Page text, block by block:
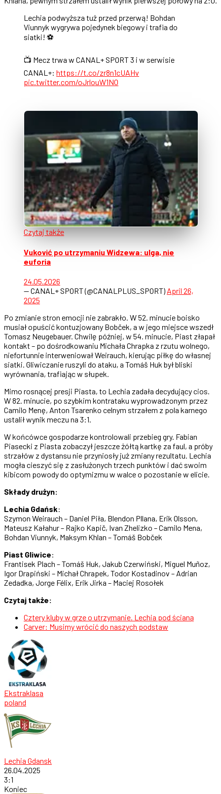
Lechia podwyższa tuż przed przerwą! Bohdan
Viunnyk wygrywa pojedynek biegowy i trafia do
siatki! ⚽
📺 Mecz trwa w CANAL+ SPORT 3 i w serwisie
CANAL+: https://t.co/zr8n1cUAHv
pic.twitter.com/oJrlouW1NO
Czytaj także
Vuković po utrzymaniu Widzewa: ulga, nie
euforia
24.05.2026
— CANAL+ SPORT (@CANALPLUS_SPORT) April 26,
2025
Po zmianie stron emocji nie zabrakło. W 52. minucie boisko
musiał opuścić kontuzjowany Bobček, a w jego miejsce wszedł
Tomasz Neugebauer. Chwilę później, w 54. minucie, Piast złapał
kontakt – po dośrodkowaniu Michała Chrapka z rzutu wolnego,
niefortunnie interweniował Weirauch, kierując piłkę do własnej
siatki. Gliwiczanie ruszyli do ataku, a Tomáš Huk był bliski
wyrównania, trafiając w słupek.
Mimo rosnącej presji Piasta, to Lechia zadała decydujący cios.
W 82. minucie, po szybkim kontrataku wyprowadzonym przez
Camilo Menę, Anton Tsarenko celnym strzałem z pola karnego
ustalił wynik meczu na 3:1.
W końcówce gospodarze kontrolowali przebieg gry. Fabian
Piasecki z Piasta zobaczył jeszcze żółtą kartkę za faul, a próby
strzałów z dystansu nie przyniosły już zmiany rezultatu. Lechia
mogła cieszyć się z zasłużonych trzech punktów i dać swoim
kibicom powody do optymizmu w walce o pozostanie w elicie.
Składy drużyn:
Lechia Gdańsk:
Szymon Weirauch – Daniel Piła, Blendon Pllana, Erik Olsson,
Mateusz Kałahur – Rajko Kapič, Ivan Zhelizko – Camilo Mena,
Bohdan Viunnyk, Maksym Khlan – Tomáš Bobček
Piast Gliwice:
Frantisek Plach – Tomáš Huk, Jakub Czerwiński, Miguel Muñoz,
Igor Drapiński – Michał Chrapek, Todor Kostadinov – Adrian
Zedadka, Jorge Félix, Erik Jirka – Maciej Rosołek
Czytaj także:
Cztery kluby w grze o utrzymanie. Lechia pod ścianą
Carver: Musimy wrócić do naszych podstaw
Ekstraklasa
poland
Lechia Gdansk
26.04.2025
3:1
Koniec